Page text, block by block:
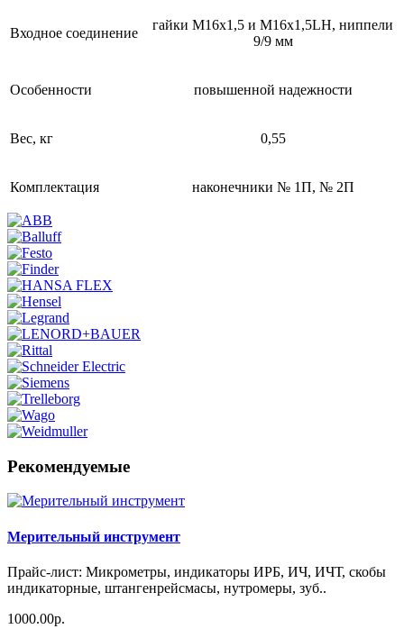
Входное соединение
гайки М16х1,5 и М16х1,5LH, ниппели
9/9 мм
Особенности повышенной надежности
Вес, кг 0,55
Комплектация наконечники № 1П, № 2П
Рекомендуемые
Мерительный инструмент
Прайс-лист: Микрометры, индикаторы ИРБ, ИЧ, ИЧТ, скобы
индикаторные, штангенрейсмасы, нутромеры, зуб..
1000.00р.